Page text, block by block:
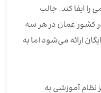
ایفا کند. جالب
کشور عمان در هر سه
ارائه می‌شود اما به
نظام آموزشی به